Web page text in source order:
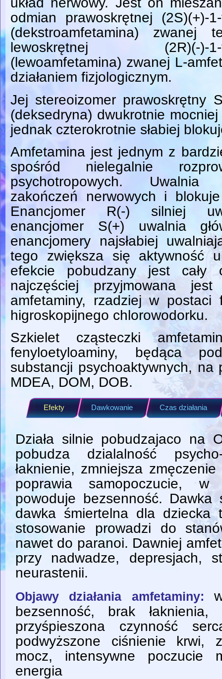
odmian prawoskrętnej (2S)(+)-
(dekstroamfetamina) zwanej
lewoskrętnej (2R)(-)-1-
(lewoamfetamina) zwanej L-
działaniem fizjologicznym.
Jej stereoizomer prawoskrętny
(deksedryna) dwukrotnie
jednak czterokrotnie słabiej
Amfetamina jest jednym z
spośród nielegalnie
psychotropowych.
zakończeń nerwowych i
Enancjomer R(-) silniej
enancjomer S(+) uwalnia
enancjomery najsłabiej
tego zwiększa się aktywność
efekcie pobudzany jest cały
najczęściej przyjmowana
amfetaminy, rzadziej w postaci
higroskopijnego chlorowodorku.
Szkielet cząsteczki
fenyloetyloaminy, będąca
substancji psychoaktywnych, na
MDEA, DOM, DOB.
Efekty Dawkowanie Czas działania
Działa silnie pobudzajaco na
pobudza dzialalność
łaknienie, zmniejsza
poprawia samopoczucie, w
powoduje bezsenność.
dawka śmiertelna dla dziecka
stosowanie prowadzi do
nawet do paranoi. Dawniej
przy nadwadze, depresjach,
neurastenii.
Objawy działania amfetaminy:
bezsenność, brak łaknienia,
przyśpieszona czynność
podwyższone ciśnienie krwi,
mocz, intensywne poczucie
energia